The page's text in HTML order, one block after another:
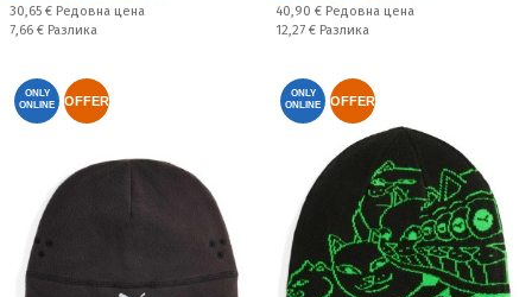
Редовна цена:
30,65 € Редовна цена
Спестявате:
7,66 € Разлика
Редовна цена:
40,90 € Редовна цена
Спестявате:
12,27 € Разлика
ONLY
ONLINE
OFFER
ONLY
ONLINE
OFFER